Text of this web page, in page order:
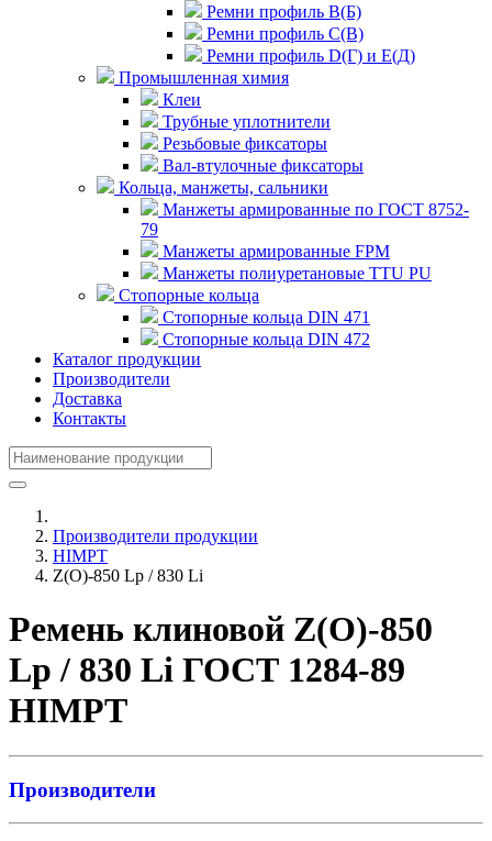
Ремни профиль В(Б)
Ремни профиль С(В)
Ремни профиль D(Г) и E(Д)
Промышленная химия
Клеи
Трубные уплотнители
Резьбовые фиксаторы
Вал-втулочные фиксаторы
Кольца, манжеты, сальники
Манжеты армированные по ГОСТ 8752-
79
Манжеты армированные FPM
Манжеты полиуретановые TTU PU
Стопорные кольца
Стопорные кольца DIN 471
Стопорные кольца DIN 472
Каталог продукции
Производители
Доставка
Контакты
Производители продукции
HIMPT
Z(О)-850 Lp / 830 Li
Ремень клиновой Z(О)-850
Lp / 830 Li ГОСТ 1284-89
HIMPT
Производители